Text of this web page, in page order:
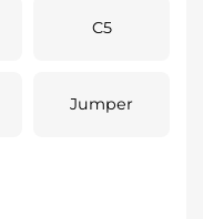
C5
Jumper